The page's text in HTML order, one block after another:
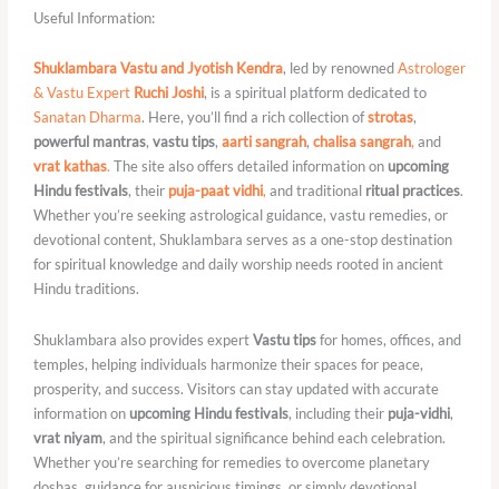
Useful Information:
Shuklambara Vastu and Jyotish Kendra, led by renownedAstrologer
& Vastu Expert Ruchi Joshi, is a spiritual platform dedicated to
Sanatan Dharma. Here, you’ll find a rich collection ofstrotas,
powerful mantras, vastu tips, aarti sangrah, chalisa sangrah, and
vrat kathas. The site also offers detailed information onupcoming
Hindu festivals, their puja-paat vidhi, and traditional ritual practices.
Whether you’re seeking astrological guidance, vastu remedies, or
devotional content, Shuklambara serves as a one-stop destination
for spiritual knowledge and daily worship needs rooted in ancient
Hindu traditions.
Shuklambara also provides expertVastu tipsfor homes, offices, and
temples, helping individuals harmonize their spaces for peace,
prosperity, and success. Visitors can stay updated with accurate
information onupcoming Hindu festivals, including their puja-vidhi,
vrat niyam, and the spiritual significance behind each celebration.
Whether you’re searching for remedies to overcome planetary